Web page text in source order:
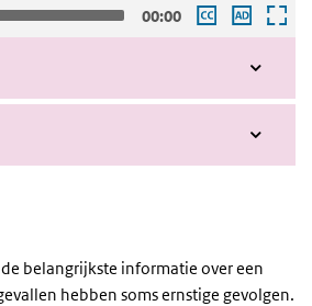
00:00
belangrijkste informatie over een
hebben soms ernstige gevolgen.